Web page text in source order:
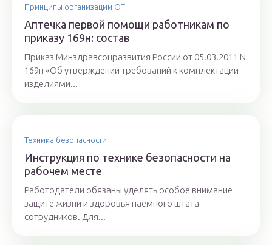
Принципы организации ОТ
Аптечка первой помощи работникам по
приказу 169н: состав
Приказ Минздравсоцразвития России от 05.03.2011 N
169н «Об утверждении требований к комплектации
изделиями...
Техника безопасности
Инструкция по технике безопасности на
рабочем месте
Работодатели обязаны уделять особое внимание
защите жизни и здоровья наемного штата
сотрудников. Для...